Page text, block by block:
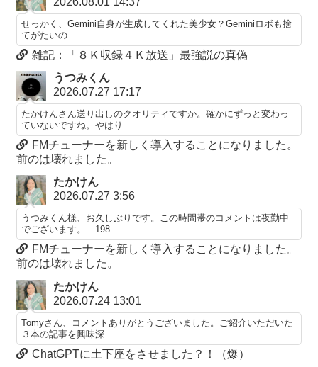
せっかく、Gemini自身が生成してくれた美少女？Geminiロボも捨
てがたいの...
雑記：「８Ｋ収録４Ｋ放送」最強説の真偽
うつみくん
2026.07.27 17:17
たかけんさん送り出しのクオリティですか。確かにずっと変わっ
ていないですね。やはり...
FMチューナーを新しく導入することになりました。
前のは壊れました。
たかけん
2026.07.27 3:56
うつみくん様、お久しぶりです。この時間帯のコメントは夜勤中
でございます。 198...
FMチューナーを新しく導入することになりました。
前のは壊れました。
たかけん
2026.07.24 13:01
Tomyさん、コメントありがとうございました。ご紹介いただいた
３本の記事を興味深...
ChatGPTに土下座をさせました？！（爆）